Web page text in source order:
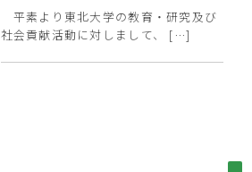
平素より東北大学の教育・研究及び
社会貢献活動に対しまして、 […]